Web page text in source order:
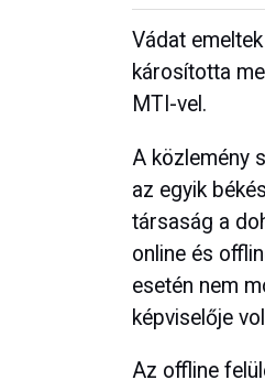
Vádat
károsította
MTI-vel.
A közlemény
az egyik
társaság a
online és
esetén nem
képviselője
Az offline